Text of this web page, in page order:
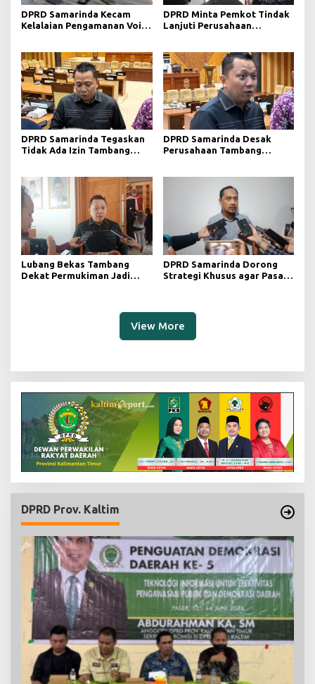
DPRD Samarinda Kecam
Kelalaian Pengamanan Void
DPRD Minta Pemkot Tindak
Lanjuti Perusahaan
DPRD Samarinda Tegaskan
Tidak Ada Izin Tambang
DPRD Samarinda Desak
Perusahaan Tambang
Lubang Bekas Tambang
Dekat Permukiman Jadi
DPRD Samarinda Dorong
Strategi Khusus agar Pasar
View More
DPRD Prov. Kaltim